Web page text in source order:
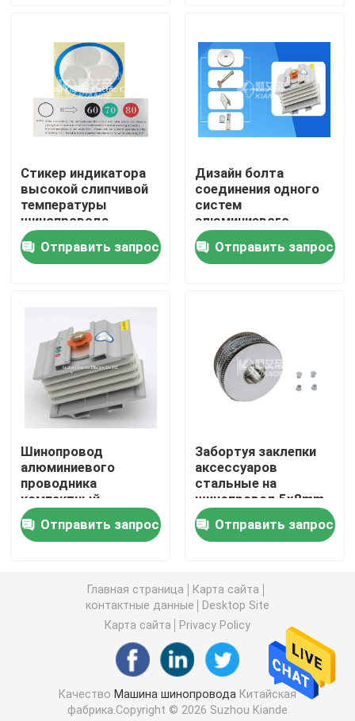
Путешествие фабрики
Проверка качества
Новости
Спросите цитату
Машина обработки шинопровода
Гибочная машина шинопровода
Шинопровод Mylar формируя машину
Аксессуары шинопровода
Шинопровод заклепывая машину
Машина шинопровода CNC
Машина шинопровода пробивая
Стикер индикатора
высокой слипчивой
температуры
шинопровода
термальный на
соединении
шинопровода
Отправить запрос
Дизайн болта
соединения одного
систем
алюминиевого
шинопровода
проводника
совместный
Отправить запрос
Шинопровод
алюминиевого
проводника
компактный
совместный для
ампера соединения
системы Busway
Отправить запрос
Забортуя заклепки
аксессуаров
стальные на
шинопровод 5x8mm
Отправить запрос
Главная страница
Карта сайта
контактные данные
Desktop Site
Карта сайта
Privacy Policy
Качество Машина шинопровода Китайская
фабрика.Copyright © 2026 Suzhou Kiande